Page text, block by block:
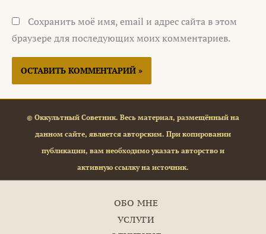
Сохранить моё имя, email и адрес сайта в этом
браузере для последующих моих комментариев.
© Оккультный Советник. Весь материал, размещённый на
данном сайте, является авторским. При копировании
публикации, вам необходимо указать авторство и
активную ссылку на источник.
ОБО МНЕ
УСЛУГИ